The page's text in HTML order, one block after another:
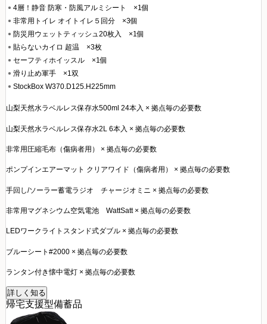
4層！静音 防寒・防風アルミシート ×1個
非常用トイレ オイトイレ５回分 ×3個
防災用ウェットティッシュ20枚入 ×1個
貼らないカイロ 超温 ×3枚
セーフティホイッスル ×1個
滑り止め軍手 ×1双
StockBox W370.D125.H225mm
山梨天然水ラベルレス保存水500ml 24本入 × 拠点毎の必要数
山梨天然水ラベルレス保存水2L 6本入 × 拠点毎の必要数
非常用圧縮毛布（傷病者用） × 拠点毎の必要数
ポンプインエアーマット クリアワイド（傷病者用） × 拠点毎の必要数
手回し/ソーラー蓄電ラジオ チャージオミニ × 拠点毎の必要数
非常用マグネシウム空気電池 WattSatt × 拠点毎の必要数
LEDワークライトスタンド式ダブル × 拠点毎の必要数
ブルーシート#2000 × 拠点毎の必要数
ランタン付き懐中電灯 × 拠点毎の必要数
詳しく知る
帰宅支援型備蓄品